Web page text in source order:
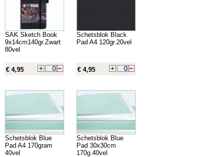
SAK Sketch Book
9x14cm140gr.Zwart
80vel
€ 4,95
Schetsblok Black
Pad A4 120gr.20vel
€ 4,95
Schetsblok Blue
Pad A4 170gram
40vel
Schetsblok Blue
Pad 30x30cm
170g.40vel